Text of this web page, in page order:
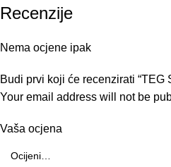
Recenzije
Nema ocjene ipak
Budi prvi koji će recenzirati
Your email address will not be
Vaša ocjena